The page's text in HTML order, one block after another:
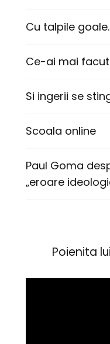
Cu talpile
Ce-ai mai
Si ingerii se
Scoala online
Paul Goma
„eroare
Poienita